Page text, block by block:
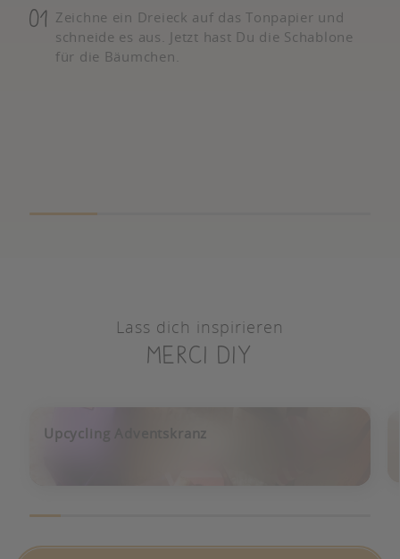
Zeichne ein Dreieck auf das Tonpapier und
schneide es aus. Jetzt hast Du die Schablone
für die Bäumchen.
Lass dich inspirieren
merci diy
Upcycling Adventskranz